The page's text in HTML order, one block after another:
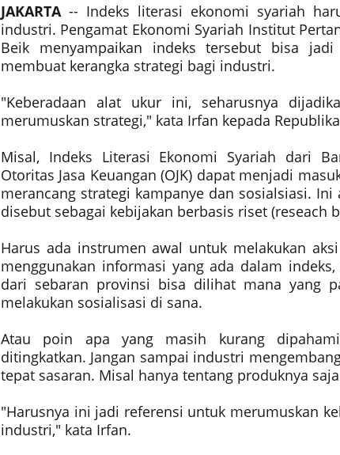
JAKARTA -- Indeks literasi ekonomi syariah
industri. Pengamat Ekonomi Syariah Institut
Beik menyampaikan indeks tersebut bisa
membuat kerangka strategi bagi industri.
"Keberadaan alat ukur ini, seharusnya
merumuskan strategi," kata Irfan kepada
Misal, Indeks Literasi Ekonomi Syariah dari
Otoritas Jasa Keuangan (OJK) dapat menjadi
merancang strategi kampanye dan sosialsiasi.
disebut sebagai kebijakan berbasis riset (reseach
Harus ada instrumen awal untuk melakukan
menggunakan informasi yang ada dalam
dari sebaran provinsi bisa dilihat mana yang
melakukan sosialisasi di sana.
Atau poin apa yang masih kurang
ditingkatkan. Jangan sampai industri
tepat sasaran. Misal hanya tentang produknya
"Harusnya ini jadi referensi untuk merumuskan
industri," kata Irfan.